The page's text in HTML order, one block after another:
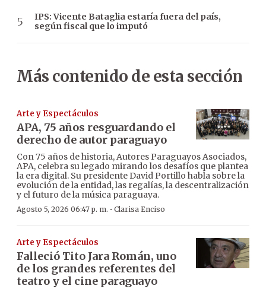
IPS: Vicente Bataglia estaría fuera del país,
según fiscal que lo imputó
Más contenido de esta sección
Arte y Espectáculos
APA, 75 años resguardando el
derecho de autor paraguayo
Con 75 años de historia, Autores Paraguayos Asociados,
APA, celebra su legado mirando los desafíos que plantea
la era digital. Su presidente David Portillo habla sobre la
evolución de la entidad, las regalías, la descentralización
y el futuro de la música paraguaya.
Agosto 5, 2026 06:47 p. m. · Clarisa Enciso
Arte y Espectáculos
Falleció Tito Jara Román, uno
de los grandes referentes del
teatro y el cine paraguayo